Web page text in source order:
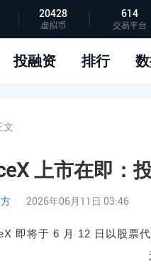
20428
虚拟币
614
交易平台
投融资 排行
文
上市在即：
2026年06月11日 03:46
即将于 6 月 12 日以股票代